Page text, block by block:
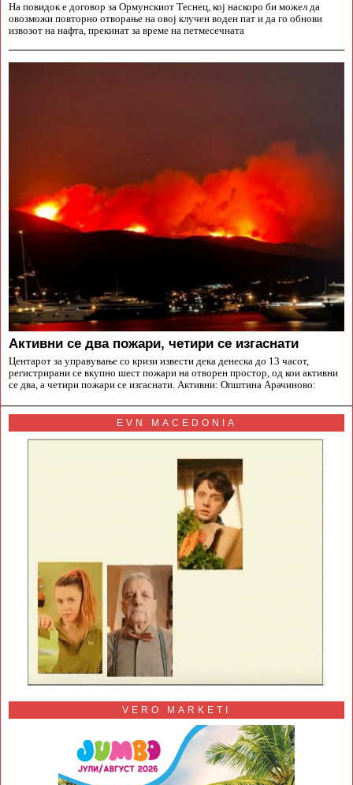
На повидок е договор за Ормунскиот Теснец, кој наскоро би можел да
овозможи повторно отворање на овој клучен воден пат и да го обнови
извозот на нафта, прекинат за време на петмесечната
Aктивни се два пожари, четири се изгаснати
Центарот за управување со кризи извести дека денеска до 13 часот,
регистрирани се вкупно шест пожари на отворен простор, од кои активни
се два, а четири пожари се изгаснати. Активни: Општина Арачиново:
EVN MACEDONIA
VERO MARKETI